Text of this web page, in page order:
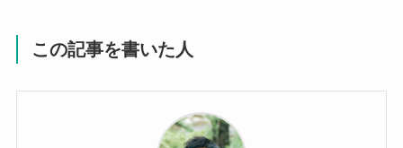
この記事を書いた人